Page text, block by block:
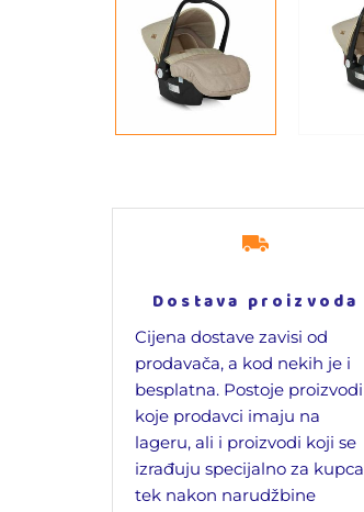
Dostava proizvoda
Cijena dostave zavisi od
prodavača, a kod nekih je i
besplatna. Postoje proizvodi
koje prodavci imaju na
lageru, ali i proizvodi koji se
izrađuju specijalno za kupca
tek nakon narudžbine